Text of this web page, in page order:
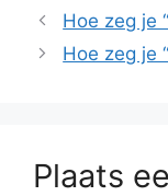
Hoe zeg je
Hoe zeg je
Plaats